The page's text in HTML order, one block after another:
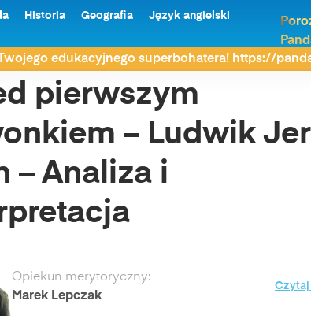
Historia Geografia Język angielski
edukacyjnego superbohatera! https://
Jerzy Kern – Analiza i interpretacja
pierwszym
– Ludwik
– Analiza i
Opiekun merytoryczny:
Marek Lepczak